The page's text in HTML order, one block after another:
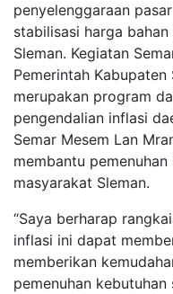
penyelenggaraan
stabilisasi harga
Sleman. Kegiatan
Pemerintah
merupakan program
pengendalian inflasi
Semar Mesem Lan
membantu
masyarakat Sleman.
“Saya berharap
inflasi ini dapat
memberikan
pemenuhan kebutuhan